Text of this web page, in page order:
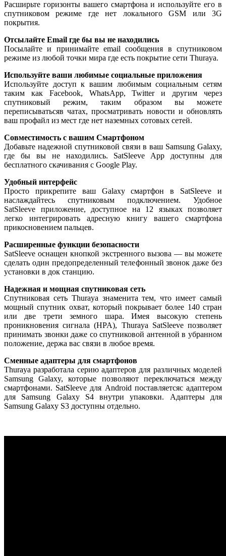
Расширьте горизонты вашего смартфона и используйте его в
спутниковом режиме где нет локального GSM или 3G
покрытия.
Отсылайте Email где бы вы не находились
Посылайте и принимайте email сообщения в спутниковом
режиме из любой точки мира где есть покрытие сети Thuraya.
Используйте ваши любимые социальные приложения
Используйте доступ к вашим любимым социальным сетям
таким как Facebook, WhatsApp, Twitter и другим через
спутниковый режим, таким образом вы можете
переписыватьсяв чатах, просматривать новости и обновлять
ваш профайл из мест где нет наземных сотовых сетей.
Совместимость с вашим Смартфоном
Добавьте надежной спутниковой связи в ваш Samsung Galaxy,
где бы вы не находились. SatSleeve App доступны для
бесплатного скачивания с Google Play.
Удобный интерфейс
Просто прикрепите ваш Galaxy смартфон в SatSleeve и
наслаждайтесь спутниковым подключением. Удобное
SatSleeve приложение, доступное на 12 языках позволяет
легко интегрировать адресную книгу вашего смартфона
прикосновением пальцев.
Расширенные функции безопасности
SatSleeve оснащен кнопкой экстренного вызова — вы можете
сделать один предопределенный телефонный звонок даже без
установки в док станцию.
Надежная и мощная спутниковая сеть
Спутниковая сеть Thuraya знаменита тем, что имеет самый
мощный спутник охват, который покрывает более 140 стран
или две трети земного шара. Имея высокую степень
проникновения сигнала (HPA), Thuraya SatSleeve позволяет
принимать звонки даже со спутниковой антенной в убранном
положение, держа вас связи в любое время.
Сменные адаптеры для смартфонов
Thuraya разработала серию адаптеров для различных моделей
Samsung Galaxy, которые позволяют переключаться между
смартфонами. SatSleeve для Android поставляетсяс адаптером
для Samsung Galaxy S4 внутри упаковки. Адаптеры для
Samsung Galaxy S3 доступны отдельно.